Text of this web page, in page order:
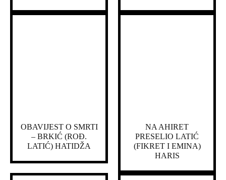
OBAVIJEST O SMRTI
– BRKIĆ (ROĐ.
LATIĆ) HATIDŽA
NA AHIRET
PRESELIO LATIĆ
(FIKRET I EMINA)
HARIS